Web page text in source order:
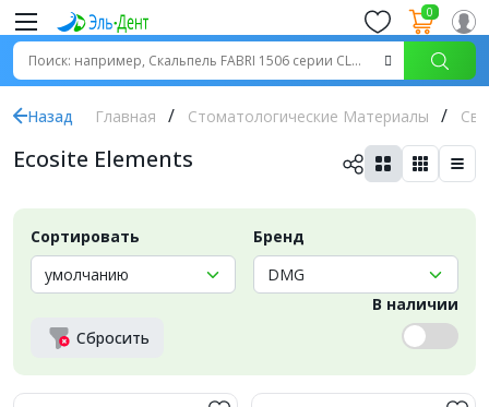
0
Назад Главная Стоматологические Материалы
Ecosite Elements
Сортировать Бренд
Сбросить
В наличии